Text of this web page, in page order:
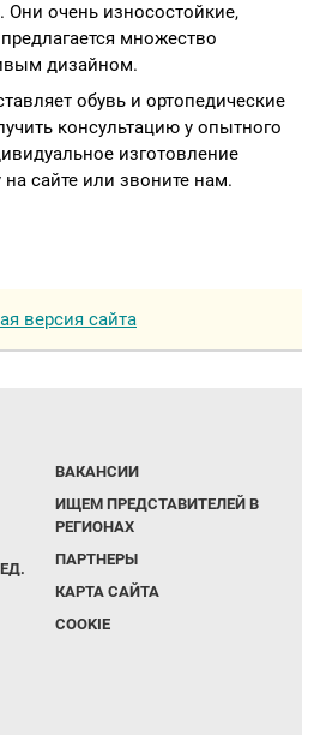
Они очень износостойкие,
множество
дизайном.
обувь и ортопедические
консультацию у опытного
изготовление
сайте или звоните нам.
версия сайта
ВАКАНСИИ
ИЩЕМ ПРЕДСТАВИТЕЛЕЙ В
РЕГИОНАХ
ПАРТНЕРЫ
КАРТА САЙТА
COOKIE